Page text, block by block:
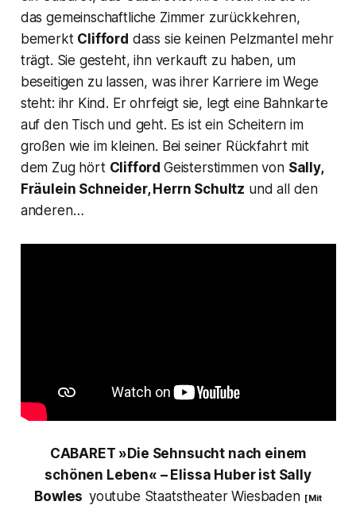
das gemeinschaftliche Zimmer zurückkehren,
bemerkt Clifford dass sie keinen Pelzmantel mehr
trägt. Sie gesteht, ihn verkauft zu haben, um
beseitigen zu lassen, was ihrer Karriere im Wege
steht: ihr Kind. Er ohrfeigt sie, legt eine Bahnkarte
auf den Tisch und geht. Es ist ein Scheitern im
großen wie im kleinen. Bei seiner Rückfahrt mit
dem Zug hört Clifford Geisterstimmen von Sally,
Fräulein Schneider, Herrn Schultz und all den
anderen…
CABARET »Die Sehnsucht nach einem
schönen Leben« – Elissa Huber ist Sally
Bowles youtube Staatstheater Wiesbaden [ Mit